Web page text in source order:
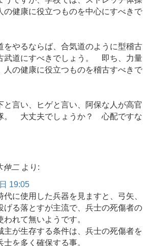
の健康に役立つものを中心にすべきで
をやるならば、合気道のように型稽古
武道にすべきでしょう。 即ち、力量
人の健康に役立つものを稽古すべきで
と言い、ヒゲと言い、阿保な人が高官
。 大丈夫でしょうか？ 心配ですな
伸二 より:
19:05
代に使用した兵器を見ますと、弓矢、
げる落とすが主流で、兵士の死傷者の
われて無いようです。
主が生存する条件は、兵士の死傷者を
士を多く確保する事。